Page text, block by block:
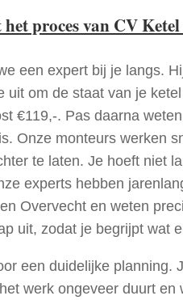
proces van CV
een expert bij je langs.
uit om de staat van je
€119,-. Pas daarna
Onze monteurs werken
te laten. Je hoeft niet
experts hebben
Overvecht en weten
uit, zodat je begrijpt wat
een duidelijke planning.
werk ongeveer duurt en